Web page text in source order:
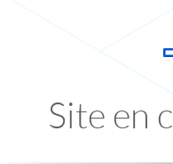
Site en